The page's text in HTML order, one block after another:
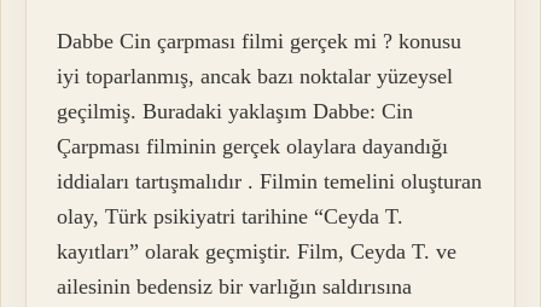
Dabbe Cin çarpması filmi gerçek mi ? konusu
iyi toparlanmış, ancak bazı noktalar yüzeysel
geçilmiş. Buradaki yaklaşım Dabbe: Cin
Çarpması filminin gerçek olaylara dayandığı
iddiaları tartışmalıdır . Filmin temelini oluşturan
olay, Türk psikiyatri tarihine “Ceyda T.
kayıtları” olarak geçmiştir. Film, Ceyda T. ve
ailesinin bedensiz bir varlığın saldırısına